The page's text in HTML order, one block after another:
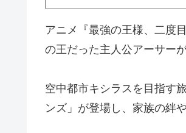
アニメ『最強の王様、二度
の王だった主人公アーサー
空中都市キシラスを目指す
ンズ」が登場し、家族の絆